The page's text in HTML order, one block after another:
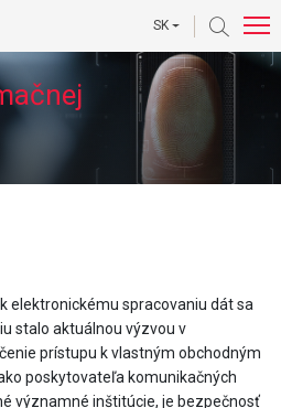
SK
elektronickému spracovaniu dát sa
stalo aktuálnou výzvou v
prístupu k vlastným obchodným
poskytovateľa komunikačných
významné inštitúcie, je bezpečnosť